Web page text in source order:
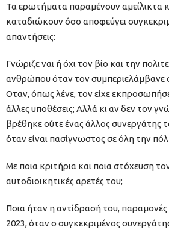
Τα ερωτήματα παραμένουν αμείλικτα
καταδιώκουν όσο αποφεύγει
απαντήσεις:
Γνώριζε ναι ή όχι τον βίο και την
ανθρώπου όταν τον συμπεριελάμβανε
Οταν, όπως λένε, τον είχε
άλλες υποθέσεις; Αλλά κι αν δεν τον
βρέθηκε ούτε ένας άλλος συνεργάτης
όταν είναι πασίγνωστος σε όλη την
Με ποια κριτήρια και ποια στόχευση τον
αυτοδιοικητικές αρετές του;
Ποια ήταν η αντίδρασή του,
2023, όταν ο συγκεκριμένος